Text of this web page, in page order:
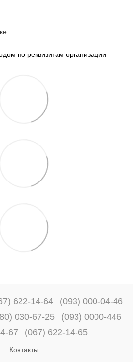
по реквизитам организации
622-14-64
(093) 000-04-46
030-67-25
(093) 0000-446
67
(067) 622-14-65
Контакты